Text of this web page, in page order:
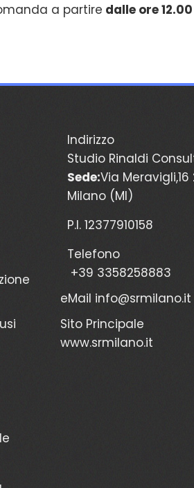
a partire dalle ore
Indirizzo
Studio Rinaldi
Sede:Via Meravigli,16
Milano (MI)
P.I. 12377910158
Telefono
+39 3358258883
eMail info@srmilano.it
Sito Principale
www.srmilano.it